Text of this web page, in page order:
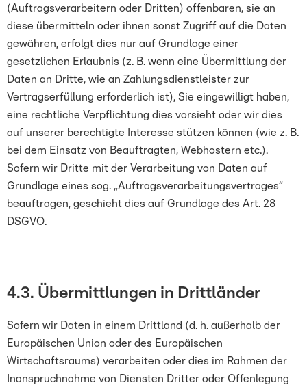
(Auftragsverarbeitern oder Dritten) offenbaren, sie an
diese übermitteln oder ihnen sonst Zugriff auf die Daten
gewähren, erfolgt dies nur auf Grundlage einer
gesetzlichen Erlaubnis (z. B. wenn eine Übermittlung der
Daten an Dritte, wie an Zahlungsdienstleister zur
Vertragserfüllung erforderlich ist), Sie eingewilligt haben,
eine rechtliche Verpflichtung dies vorsieht oder wir dies
auf unserer berechtigte Interesse stützen können (wie z. B.
bei dem Einsatz von Beauftragten, Webhostern etc.).
Sofern wir Dritte mit der Verarbeitung von Daten auf
Grundlage eines sog. „Auftragsverarbeitungsvertrages“
beauftragen, geschieht dies auf Grundlage des Art. 28
DSGVO.
4.3. Übermittlungen in Drittländer
Sofern wir Daten in einem Drittland (d. h. außerhalb der
Europäischen Union oder des Europäischen
Wirtschaftsraums) verarbeiten oder dies im Rahmen der
Inanspruchnahme von Diensten Dritter oder Offenlegung